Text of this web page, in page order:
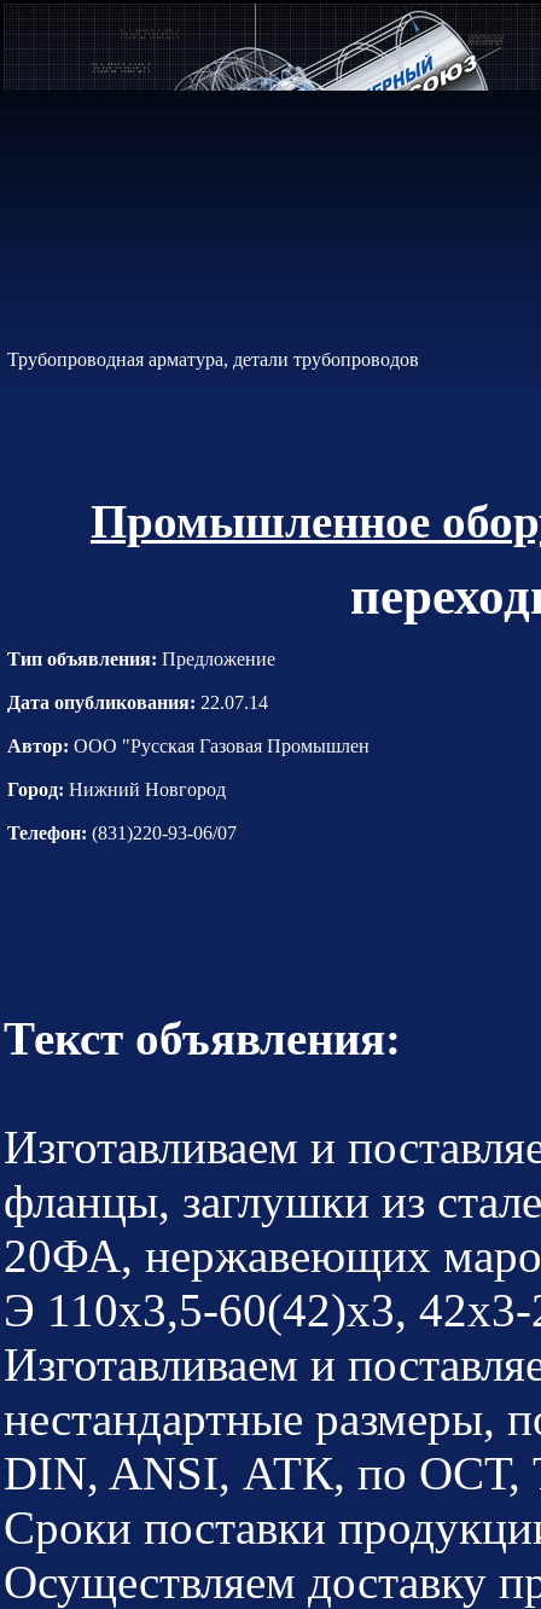
Трубопроводная арматура, детали трубопроводов
Промышленное
Тип объявления: Предложение
Дата опубликования: 22.07.14
Автор: ООО "Русская Газовая Промышлен
Город: Нижний Новгород
Телефон: (831)220-93-06/07
Текст объявления:
Изготавливаем и
фланцы, заглушки из
20ФА, нержавеющих
Э 110х3,5-60(42)х3,
Изготавливаем и
нестандартные размеры,
DIN, ANSI, АТК, по ОСТ,
Сроки поставки
Осуществляем доставку